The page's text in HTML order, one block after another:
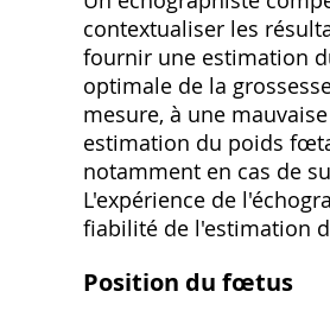
contextualiser les
fournir une estimation
optimale de la
mesure, à une
estimation du poids
notamment en cas de
L'expérience de
fiabilité de l'estimation
Position du fœtus